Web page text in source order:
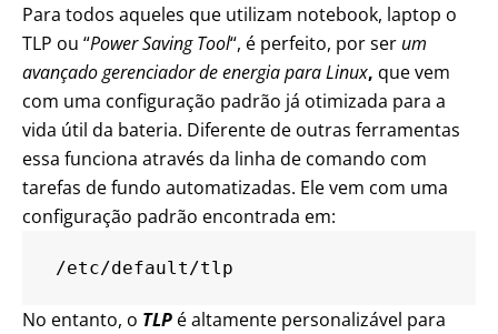
Para todos aqueles que utilizam notebook, laptop o
TLP ou “Power Saving Tool“, é perfeito, por ser um
avançado gerenciador de energia para Linux, quevem
com uma configuração padrão já otimizada para a
vida útil da bateria. Diferente de outras ferramentas
essa funciona através da linha de comando com
tarefas de fundo automatizadas. Ele vem com uma
configuração padrão encontrada em:
/etc/default/tlp
No entanto, o TLP é altamente personalizável para